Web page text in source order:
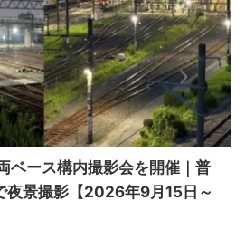
ベース構内撮影会を開催｜普
夜景撮影【2026年9月15日～